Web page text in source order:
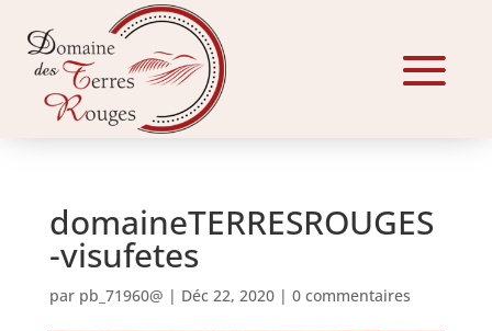
domaineTERRESROUGES
-visufetes
par pb_71960@ | Déc 22, 2020| 0 commentaires